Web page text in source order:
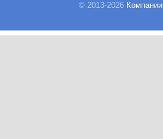
© 2013-2026